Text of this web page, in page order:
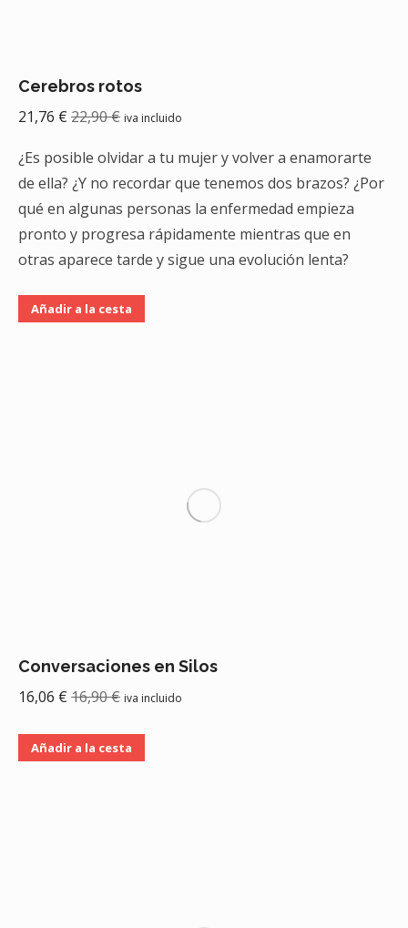
Cerebros rotos
21,76 € 22,90€ iva incluido
¿Es posible olvidar a tu mujer y volver a enamorarte
de ella? ¿Y no recordar que tenemos dos brazos? ¿Por
qué en algunas personas la enfermedad empieza
pronto y progresa rápidamente mientras que en
otras aparece tarde y sigue una evolución lenta?
Añadir a la cesta
Conversaciones en Silos
16,06 € 16,90€ iva incluido
Añadir a la cesta